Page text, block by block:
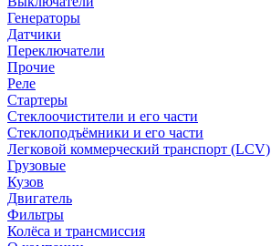
Генераторы
Датчики
Переключатели
Прочие
Реле
Стартеры
Стеклоочистители и его части
Стеклоподъёмники и его части
Легковой коммерческий транспорт (LCV)
Грузовые
Кузов
Двигатель
Фильтры
Колёса и трансмиссия